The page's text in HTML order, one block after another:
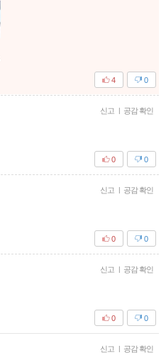
0
4
신고 | 공감 확인
0
0
신고 | 공감 확인
0
0
신고 | 공감 확인
0
0
신고 | 공감 확인